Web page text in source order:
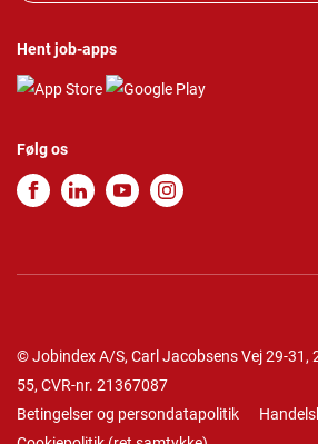
Hent job-apps
Følg os
© Jobindex A/S, Carl Jacobsens Vej 29-31,
55, CVR-nr. 21367087
Betingelser og persondatapolitik